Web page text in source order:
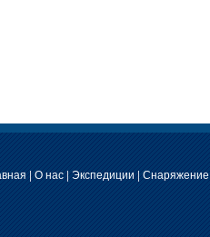
| О нас| Экспедиции | Снаряжение